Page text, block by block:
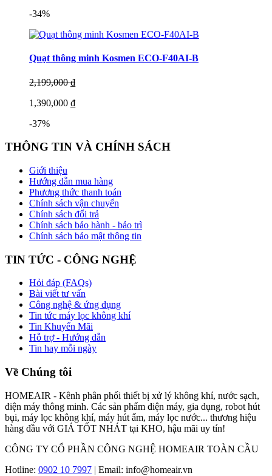
-34%
Quạt thông minh Kosmen ECO-F40AI-B
2,199,000 ₫
1,390,000 ₫
-37%
THÔNG TIN VÀ CHÍNH SÁCH
Giới thiệu
Hướng dẫn mua hàng
Phương thức thanh toán
Chính sách vận chuyển
Chính sách đổi trả
Chính sách bảo hành - bảo trì
Chính sách bảo mật thông tin
TIN TỨC - CÔNG NGHỆ
Hỏi đáp (FAQs)
Bài viết tư vấn
Công nghệ & ứng dụng
Tin tức máy lọc không khí
Tin Khuyến Mãi
Hỗ trợ - Hướng dẫn
Tin hay mỗi ngày
Về Chúng tôi
HOMEAIR - Kênh phân phối thiết bị xử lý không khí, nước sạch,
điện máy thông minh. Các sản phẩm điện máy, gia dụng, robot hút
bụi, máy lọc không khí, máy hút ẩm, máy lọc nước... thương hiệu
hàng đầu với GIÁ TỐT NHÁT tại KHO, hậu mãi uy tín!
CÔNG TY CỔ PHẦN CÔNG NGHỆ HOMEAIR TOÀN CẦU
Hotline: 0902 10 7997 | Email: info@homeair.vn